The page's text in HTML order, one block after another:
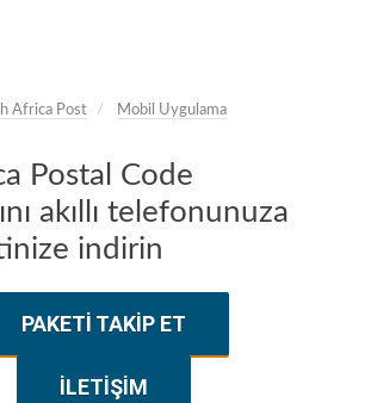
Africa Post Mobil Uygulama
Postal Code
akıllı telefonunuza
indirin
PAKETI TAKIP ET
İLETIŞIM